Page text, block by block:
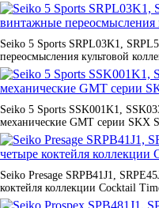
Seiko 5 Sports SRPL03K1,
переосмысления культовой
Seiko 5 Sports SSK001K1,
механические GMT серии SKX
Seiko Presage SRPB41J1,
коктейля коллекции Cocktail